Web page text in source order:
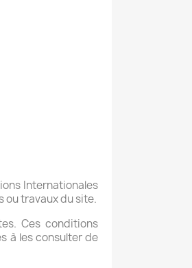
Internationales
ou travaux du site.
Ces conditions
à les consulter de